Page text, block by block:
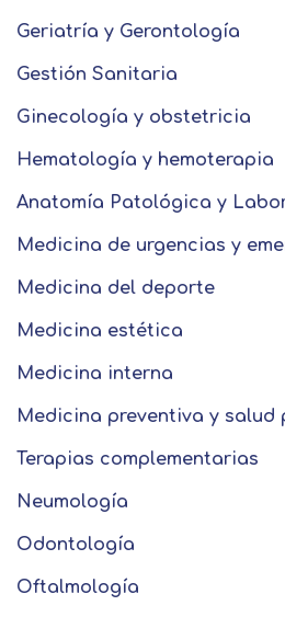
Geriatría y Gerontología
Gestión Sanitaria
Ginecología y obstetricia
Hematología y hemoterapia
Anatomía Patológica y
Medicina de urgencias y
Medicina del deporte
Medicina estética
Medicina interna
Medicina preventiva y salud
Terapias complementarias
Neumología
Odontología
Oftalmología